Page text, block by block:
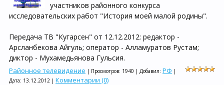
участников районного конкурса
исследовательских работ "История моей малой родины".
Передача ТВ "Кугарсен" от 12.12.2012: редактор -
Арсланбекова Айгуль; оператор - Алламуратов Рустам;
диктор - Мухамедьянова Гульсия.
Районное телевидение | Просмотров: 1940 | Добавил: РФ |
Дата: 13.12.2012 | Комментарии (0)